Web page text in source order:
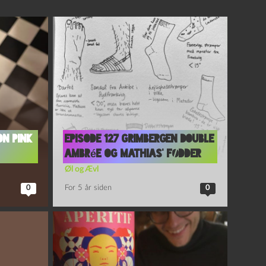
Pink
0
Episode 127 Grimbergen Double
Ambrée og Mathias’ Fødder
Øl og Ævl
For 5 år siden 0